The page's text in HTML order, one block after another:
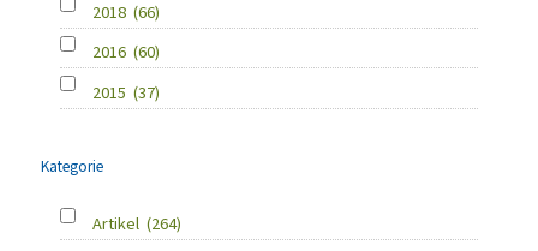
2018 (66)
2016 (60)
2015 (37)
Kategorie
Artikel (264)